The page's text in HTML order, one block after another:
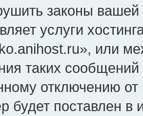
законы
услуги
или
таких
отключению
будет поставлен в